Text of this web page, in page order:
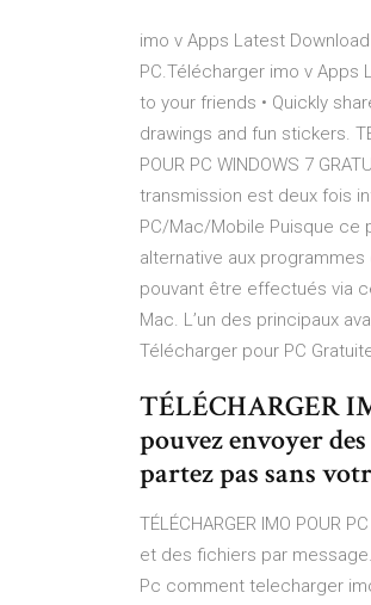
imo v Apps Latest
PC.Télécharger imo v Apps
to your friends • Quickly
drawings and fun stickers.
POUR PC WINDOWS 7
transmission est deux fois
PC/Mac/Mobile Puisque ce
alternative aux
pouvant être effectués via
Mac. L’un des principaux
Télécharger pour PC
TÉLÉCHARGER
pouvez envoyer
partez pas sans
TÉLÉCHARGER IMO POUR
et des fichiers par
Pc comment telecharger